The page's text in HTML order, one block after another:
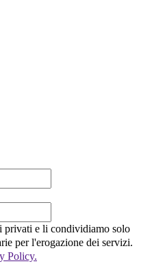
privati e li condividiamo solo
per l'erogazione dei servizi.
Policy.